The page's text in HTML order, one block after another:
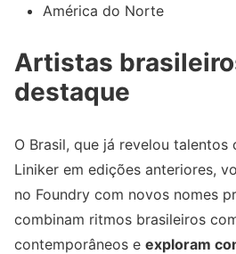
América do Norte
Artistas
destaque
O Brasil, que já revelou
Liniker em edições anteriores,
no Foundry com novos nomes
combinam ritmos brasileiros
contemporâneos e exploram